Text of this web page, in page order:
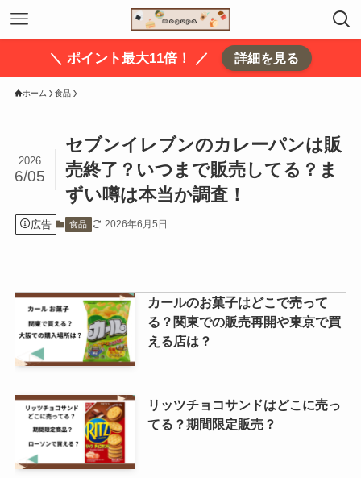
＼ ポイント最大11倍！ ／ 詳細を見る
ホーム 食品
セブンイレブンのカレーパンは販
売終了？いつまで販売してる？ま
ずい噂は本当か調査！
2026
6/05
広告 食品 2026年6月5日
カールのお菓子はどこで売って
る？関東での販売再開や東京で買
える店は？
リッツチョコサンドはどこに売っ
てる？期間限定販売？